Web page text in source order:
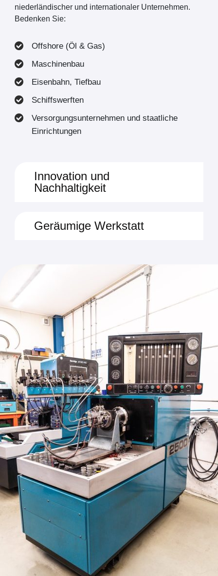
niederländischer und internationaler Unternehmen.
Bedenken Sie:
Offshore (Öl & Gas)
Maschinenbau
Eisenbahn, Tiefbau
Schiffswerften
Versorgungsunternehmen und staatliche
Einrichtungen
Innovation und
Nachhaltigkeit
Geräumige Werkstatt